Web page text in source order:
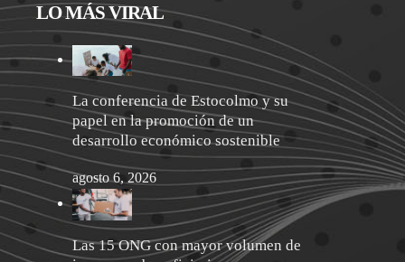
LO MÁS VIRAL
La conferencia de Estocolmo y su
papel en la promoción de un
desarrollo económico sostenible
agosto 6, 2026
Las 15 ONG con mayor volumen de